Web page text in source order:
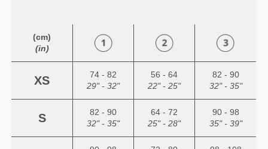
(cm)
(in)
XS
74 - 82
29" - 32"
56 - 64
22" - 25"
82 - 90
32" - 35"
S
82 - 90
32" - 35"
64 - 72
25" - 28"
90 - 98
35" - 39"